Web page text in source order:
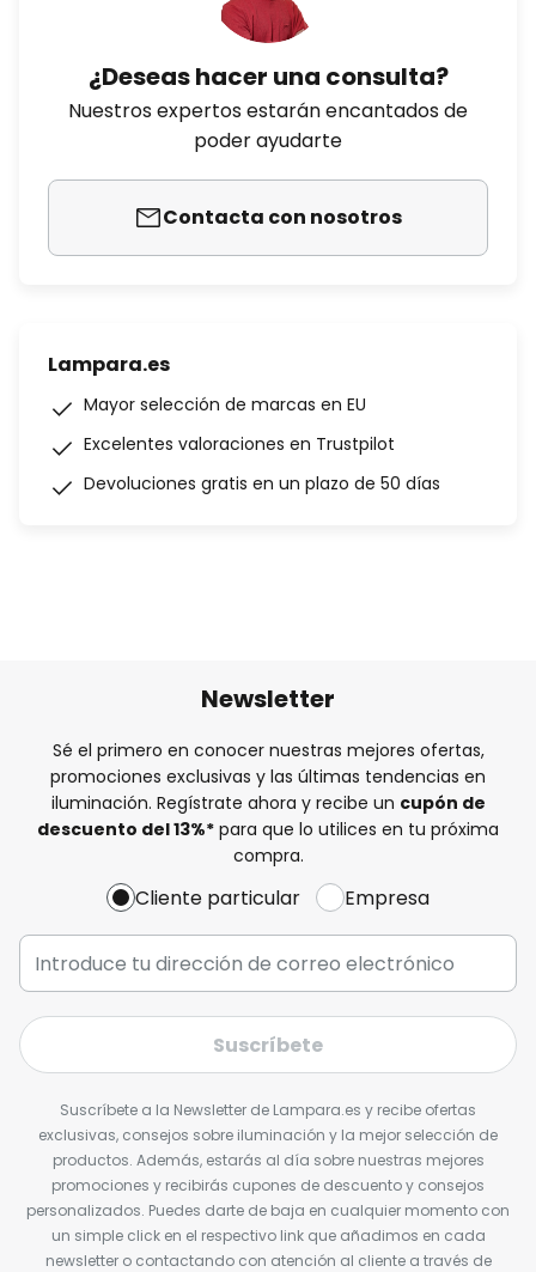
¿Deseas hacer una consulta?
Nuestros expertos estarán encantados de
poder ayudarte
Contacta con nosotros
Lampara.es
Mayor selección de marcas en EU
Excelentes valoraciones en Trustpilot
Devoluciones gratis en un plazo de 50 días
Newsletter
Sé el primero en conocer nuestras mejores ofertas,
promociones exclusivas y las últimas tendencias en
iluminación. Regístrate ahora y recibe un cupón de
descuento del13%* para que lo utilices en tu próxima
compra.
Cliente particular Empresa
Suscríbete
Suscríbete a la Newsletter de Lampara.es y recibe ofertas
exclusivas, consejos sobre iluminación y la mejor selección de
productos. Además, estarás al día sobre nuestras mejores
promociones y recibirás cupones de descuento y consejos
personalizados. Puedes darte de baja en cualquier momento con
un simple click en el respectivo link que añadimos en cada
newsletter o contactando con atención al cliente a través de